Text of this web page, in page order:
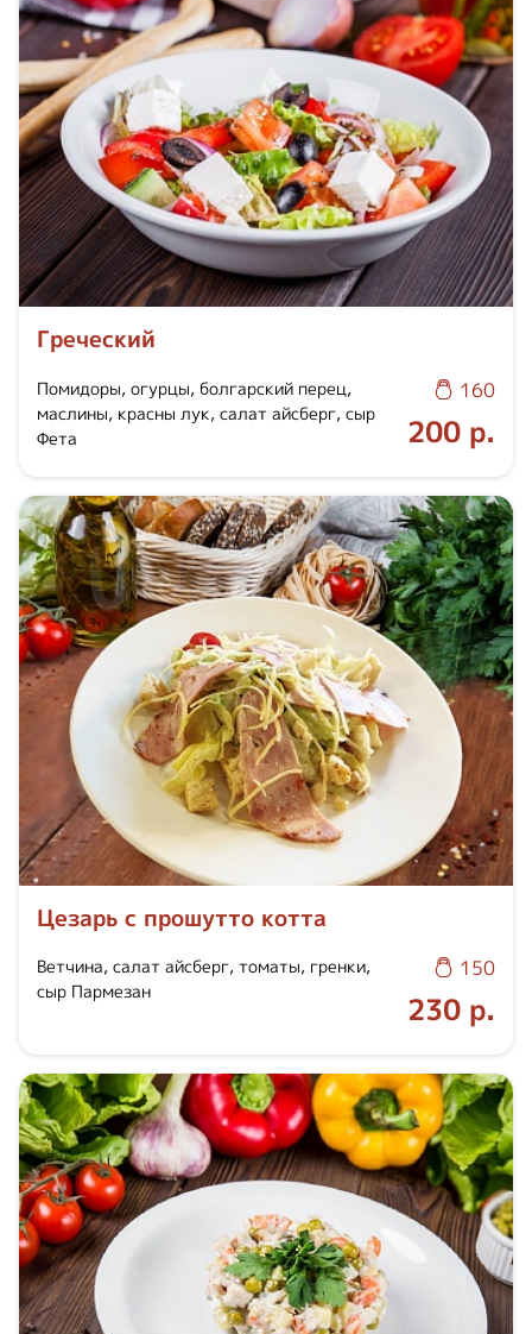
Греческий
Помидоры, огурцы, болгарский перец,
маслины, красны лук, салат айсберг, сыр
Фета
160
200 р.
Цезарь с прошутто котта
Ветчина, салат айсберг, томаты, гренки,
сыр Пармезан
150
230 р.